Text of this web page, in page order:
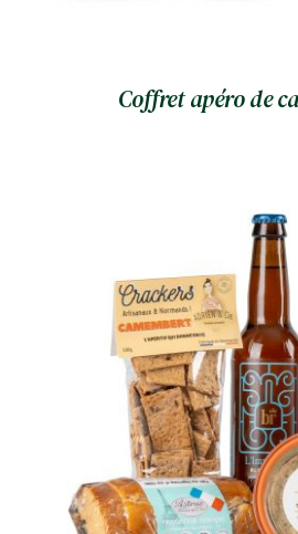
Coffret apéro de